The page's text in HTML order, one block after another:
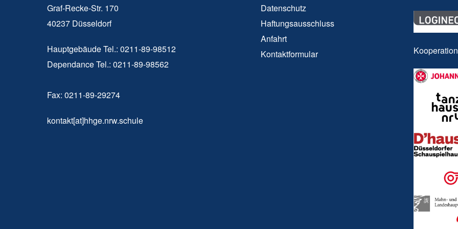
Graf-Recke-Str. 170
40237 Düsseldorf
Hauptgebäude Tel.: 0211-89-98512
Dependance Tel.: 0211-89-98562
Fax: 0211-89-29274
kontakt[at]hhge.nrw.schule
Datenschutz
Haftungsausschluss
Anfahrt
Kontaktformular